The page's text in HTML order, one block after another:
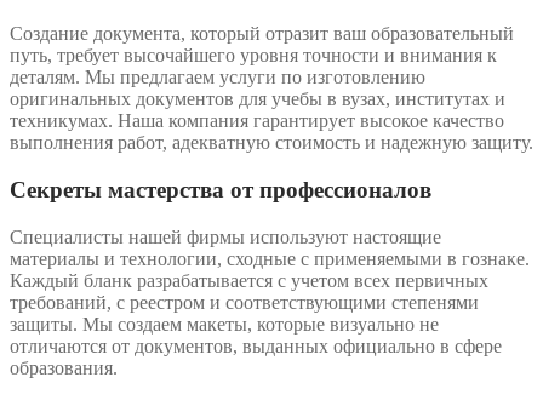
Создание документа, который отразит ваш образовательный
путь, требует высочайшего уровня точности и внимания к
деталям. Мы предлагаем услуги по изготовлению
оригинальных документов для учебы в вузах, институтах и
техникумах. Наша компания гарантирует высокое качество
выполнения работ, адекватную стоимость и надежную защиту.
Секреты мастерства от профессионалов
Специалисты нашей фирмы используют настоящие
материалы и технологии, сходные с применяемыми в гознаке.
Каждый бланк разрабатывается с учетом всех первичных
требований, с реестром и соответствующими степенями
защиты. Мы создаем макеты, которые визуально не
отличаются от документов, выданных официально в сфере
образования.